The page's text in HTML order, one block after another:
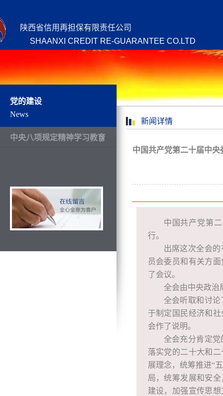
陕西省信用再担保有限责任公司
SHAANXI CREDIT RE-GUARANTEE CO.LTD
党的建设
News
中央八项规定精神学习教育
新闻详情
中国共产党第二十届中央
中国共产党第
行。
出席这次全会
员会委员和有关方
了会议。
全会由中央政治
全会听取和讨
于制定国民经济和
会作了说明。
全会充分肯定
落实党的二十大和
展理念，统筹推进“
局，统筹发展和安
建设，加强宣传思